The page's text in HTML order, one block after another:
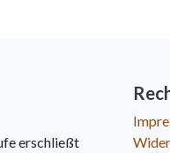
erschließt